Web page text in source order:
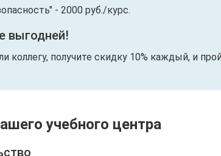
- 2000 руб./курс.
выгодней!
коллегу, получите скидку 10% каждый, и
учебного центра